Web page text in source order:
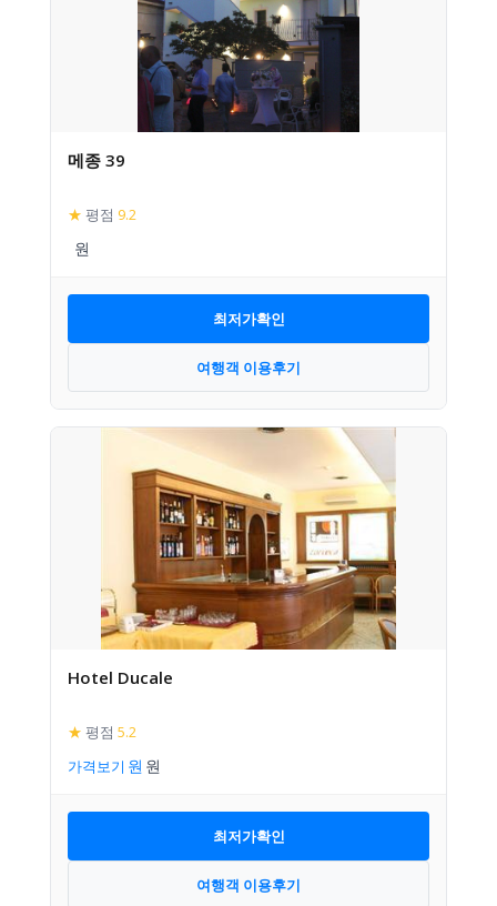
메종 39
★ 평점 9.2
최저가확인
여행객 이용후기
Hotel Ducale
★ 평점 5.2
가격보기
최저가확인
여행객 이용후기